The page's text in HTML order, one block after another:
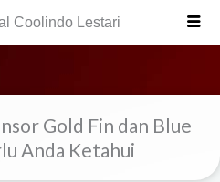
Coolindo Lestari
Gold Fin dan Blue
Anda Ketahui